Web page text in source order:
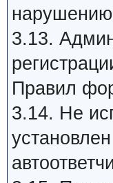
3.13.
Правил
3.14. Не